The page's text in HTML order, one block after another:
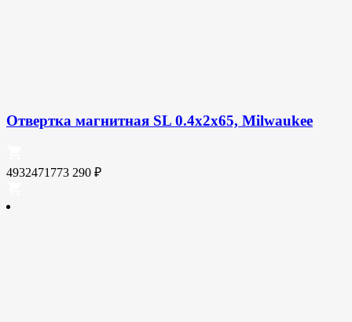
Отвертка магнитная SL 0.4x2x65, Milwaukee
4932471773 290 ₽